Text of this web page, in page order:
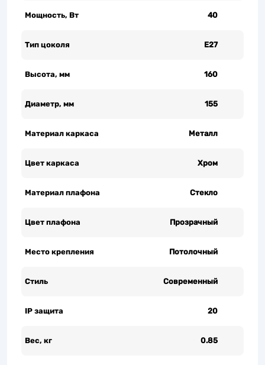
Мощность, Вт 40
Тип цоколя Е27
Высота, мм 160
Диаметр, мм 155
Материал каркаса Металл
Цвет каркаса Хром
Материал плафона Стекло
Цвет плафона Прозрачный
Место крепления Потолочный
Стиль Современный
IP защита 20
Вес, кг 0.85